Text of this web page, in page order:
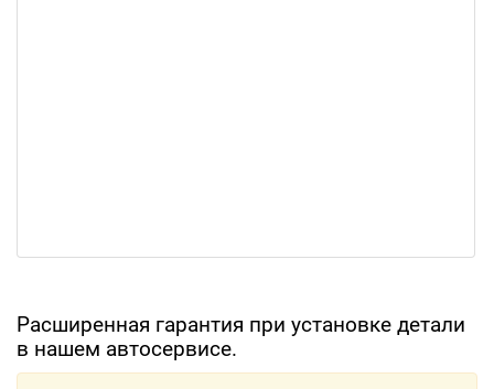
Расширенная гарантия при установке детали
в нашем автосервисе.